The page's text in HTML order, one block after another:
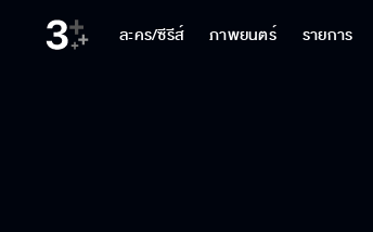
ละคร/ซีรีส์ ภาพยนตร์ รายการ